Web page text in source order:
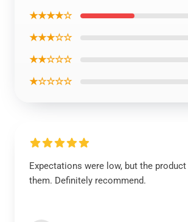
★★★★☆
★★★☆☆
★★☆☆☆
★☆☆☆☆
Expectations were low, but the product
them. Definitely recommend.